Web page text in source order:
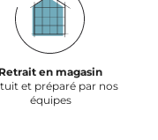
Retrait en magasin
et préparé par nos
équipes